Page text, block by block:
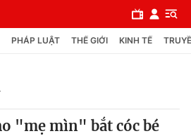
PHÁP LUẬT THẾ GIỚI KINH TẾ
"mẹ mìn" bắt cóc bé